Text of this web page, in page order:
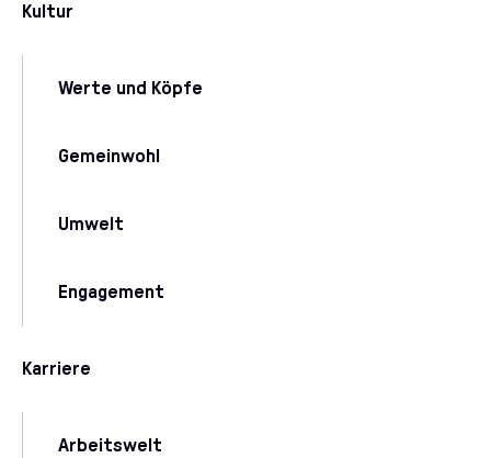
Kultur
Werte und Köpfe
Gemeinwohl
Umwelt
Engagement
Karriere
Arbeitswelt